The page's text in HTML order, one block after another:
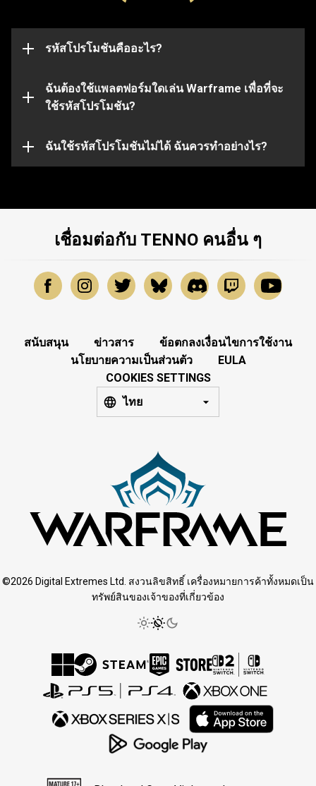
รหัสโปรโมชันคืออะไร?
โปรโมชันอาจเชื่อมโยงกับบัญชีบางบัญชี และจะใช้ได้
กับบัญชีที่ส่งรหัสไปในตอนแรกเท่านั้น
ฉันต้องใช้แพลตฟอร์มใดเล่น Warframe เพื่อที่จะ
ใช้รหัสโปรโมชัน?
แต่โปรดทราบว่า รหัสบางรหัสจะใช้ได้กับบาง
ได้เข้าสู่ระบบด้วยบัญชี Warframe ที่เชื่อมโยงกับ
แพลตฟอร์มที่คุณเลือก
ฉันใช้รหัสโปรโมชันไม่ได้ ฉันควรทำอย่างไร?
รหัสโปรโมชันที่คุณใช้อาจหมดอายุหรือใช้ไปแล้ว หาก
เรื่องไปที่ทีมสนับสนุนของเรา
เชื่อมต่อกับ TENNO คนอื่น ๆ
สนับสนุน ข่าวสาร
ข้อตกลงเงื่อนไขการใช้งาน
นโยบายความเป็นส่วนตัว
EULA
COOKIES SETTINGS
ไทย
©2026 Digital Extremes Ltd. สงวนลิขสิทธิ์ เครื่องหมายการค้าทั้งหมดเป็น
ทรัพย์สินของเจ้าของที่เกี่ยวข้อง